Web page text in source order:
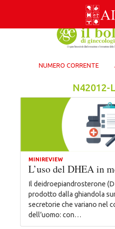
NUMERO CORRENTE
N42012-
MINIREVIEW
L’uso del DHEA in
Il deidroepiandrosterone
prodotto dalla ghiandola
secretorie che variano nel
dell’uomo: con…